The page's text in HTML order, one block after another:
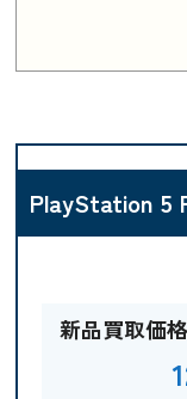
PlayStation 5
新品買取価格